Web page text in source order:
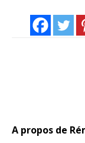
A propos de